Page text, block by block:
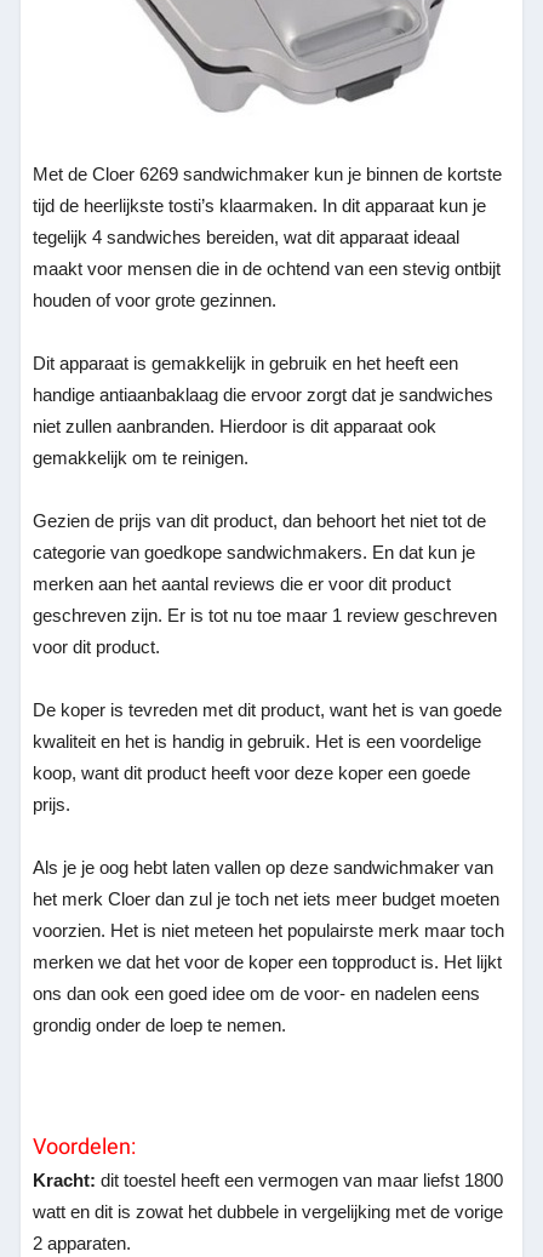
Met de Cloer 6269 sandwichmaker kun je binnen de kortste
tijd de heerlijkste tosti’s klaarmaken. In dit apparaat kun je
tegelijk 4 sandwiches bereiden, wat dit apparaat ideaal
maakt voor mensen die in de ochtend van een stevig ontbijt
houden of voor grote gezinnen.
Dit apparaat is gemakkelijk in gebruik en het heeft een
handige antiaanbaklaag die ervoor zorgt dat je sandwiches
niet zullen aanbranden. Hierdoor is dit apparaat ook
gemakkelijk om te reinigen.
Gezien de prijs van dit product, dan behoort het niet tot de
categorie van goedkope sandwichmakers. En dat kun je
merken aan het aantal reviews die er voor dit product
geschreven zijn. Er is tot nu toe maar 1 review geschreven
voor dit product.
De koper is tevreden met dit product, want het is van goede
kwaliteit en het is handig in gebruik. Het is een voordelige
koop, want dit product heeft voor deze koper een goede
prijs.
Als je je oog hebt laten vallen op deze sandwichmaker van
het merk Cloer dan zul je toch net iets meer budget moeten
voorzien. Het is niet meteen het populairste merk maar toch
merken we dat het voor de koper een topproduct is. Het lijkt
ons dan ook een goed idee om de voor- en nadelen eens
grondig onder de loep te nemen.
Voordelen:
Kracht: dit toestel heeft een vermogen van maar liefst 1800
watt en dit is zowat het dubbele in vergelijking met de vorige
2 apparaten.